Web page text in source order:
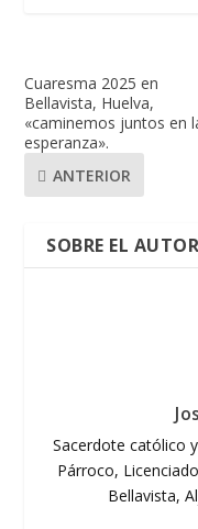
Cuaresma 2025 en
Bellavista, Huelva,
«caminemos juntos en
esperanza».
ANTERIOR
SOBRE EL AUTOR
Sacerdote católico
Párroco,
Bellavista,